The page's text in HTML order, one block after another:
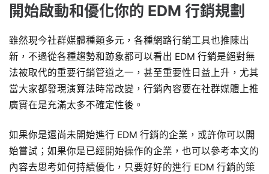
開始啟動和優化你的 EDM 行銷規劃
雖然現今社群媒體種類多元，各種網路行銷工具也推陳出
新，不過從各種趨勢和跡象都可以看出 EDM 行銷是絕對無
法被取代的重要行銷管道之一，甚至重要性日益上升，尤其
當大家都發現演算法時常改變，行銷內容要在社群媒體上推
廣實在是充滿太多不確定性後。
如果你是還尚未開始進行 EDM 行銷的企業，或許你可以開
始嘗試；如果你是已經開始操作的企業，也可以參考本文的
內容去思考如何持續優化，只要好好的進行 EDM 行銷的策